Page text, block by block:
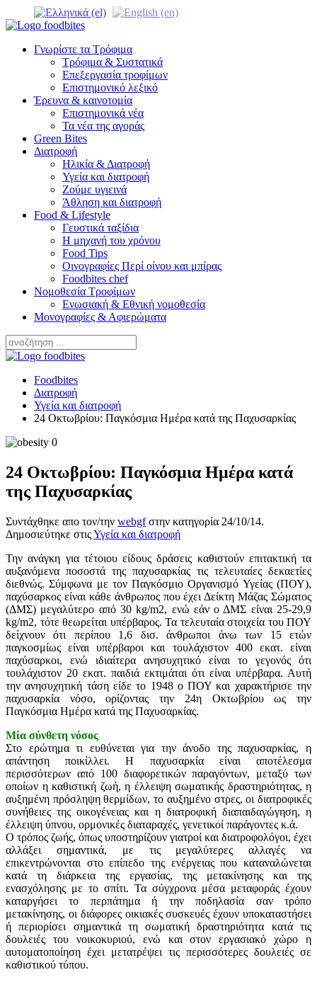
Γνωρίστε τα Τρόφιμα
Τρόφιμα & Συστατικά
Επεξεργασία τροφίμων
Επιστημονικό λεξικό
Έρευνα & καινοτομία
Επιστημονικά νέα
Τα νέα της αγοράς
Green Bites
Διατροφή
Ηλικία & Διατροφή
Υγεία και διατροφή
Ζούμε υγιεινά
Άθληση και διατροφή
Food & Lifestyle
Γευστικά ταξίδια
Η μηχανή του χρόνου
Food Tips
Οινογραφίες Περί οίνου και μπίρας
Foodbites chef
Νομοθεσία Τροφίμων
Ενωσιακή & Εθνική νομοθεσία
Μονογραφίες & Αφιερώματα
Foodbites
Διατροφή
Υγεία και διατροφή
24 Οκτωβρίου: Παγκόσμια Ημέρα κατά της Παχυσαρκίας
24 Οκτωβρίου: Παγκόσμια Ημέρα κατά
της Παχυσαρκίας
Συντάχθηκε απο τον/την webgfστην κατηγορία 24/10/14.
Δημοσιεύτηκε στιςΥγεία και διατροφή
Την ανάγκη για τέτοιου είδους δράσεις καθιστούν επιτακτική τα
αυξανόμενα ποσοστά της παχυσαρκίας τις τελευταίες δεκαετίες
διεθνώς. Σύμφωνα με τον Παγκόσμιο Οργανισμό Υγείας (ΠΟΥ),
παχύσαρκος είναι κάθε άνθρωπος που έχει Δείκτη Μάζας Σώματος
(ΔΜΣ) μεγαλύτερο από 30 kg/m2, ενώ εάν ο ΔΜΣ είναι 25-29,9
kg/m2, τότε θεωρείται υπέρβαρος. Τα τελευταία στοιχεία του ΠΟΥ
δείχνουν ότι περίπου 1,6 δισ. άνθρωποι άνω των 15 ετών
παγκοσμίως είναι υπέρβαροι και τουλάχιστον 400 εκατ. είναι
παχύσαρκοι, ενώ ιδιαίτερα ανησυχητικό είναι το γεγονός ότι
τουλάχιστον 20 εκατ. παιδιά εκτιμάται ότι είναι υπέρβαρα. Αυτή
την ανησυχητική τάση είδε το 1948 ο ΠΟΥ και χαρακτήρισε την
παχυσαρκία νόσο, ορίζοντας την 24η Οκτωβρίου ως την
Παγκόσμια Ημέρα κατά της Παχυσαρκίας.
Μία σύνθετη νόσος
Στο ερώτημα τι ευθύνεται για την άνοδο της παχυσαρκίας, η
απάντηση ποικίλλει. Η παχυσαρκία είναι αποτέλεσμα
περισσότερων από 100 διαφορετικών παραγόντων, μεταξύ των
οποίων η καθιστική ζωή, η έλλειψη σωματικής δραστηριότητας, η
αυξημένη πρόσληψη θερμίδων, το αυξημένο στρες, οι διατροφικές
συνήθειες της οικογένειας και η διατροφική διαπαιδαγώγηση, η
έλλειψη ύπνου, ορμονικές διαταραχές, γενετικοί παράγοντες κ.ά.
Ο τρόπος ζωής, όπως υποστηρίζουν γιατροί και διατροφολόγοι, έχει
αλλάξει σημαντικά, με τις μεγαλύτερες αλλαγές να
επικεντρώνονται στο επίπεδο της ενέργειας που καταναλώνεται
κατά τη διάρκεια της εργασίας, της μετακίνησης και της
ενασχόλησης με το σπίτι. Τα σύγχρονα μέσα μεταφοράς έχουν
καταργήσει το περπάτημα ή την ποδηλασία σαν τρόπο
μετακίνησης, οι διάφορες οικιακές συσκευές έχουν υποκαταστήσει
ή περιορίσει σημαντικά τη σωματική δραστηριότητα κατά τις
δουλειές του νοικοκυριού, ενώ και στον εργασιακό χώρο η
αυτοματοποίηση έχει μετατρέψει τις περισσότερες δουλειές σε
καθιστικού τύπου.